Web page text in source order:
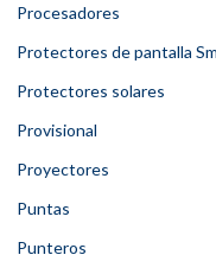
Procesadores
Protectores de pantalla
Protectores solares
Provisional
Proyectores
Puntas
Punteros